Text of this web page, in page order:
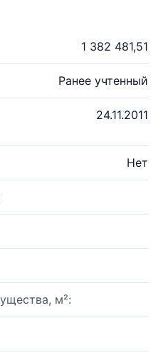
1 382 481,51
Ранее учтенный
24.11.2011
Нет
м²: